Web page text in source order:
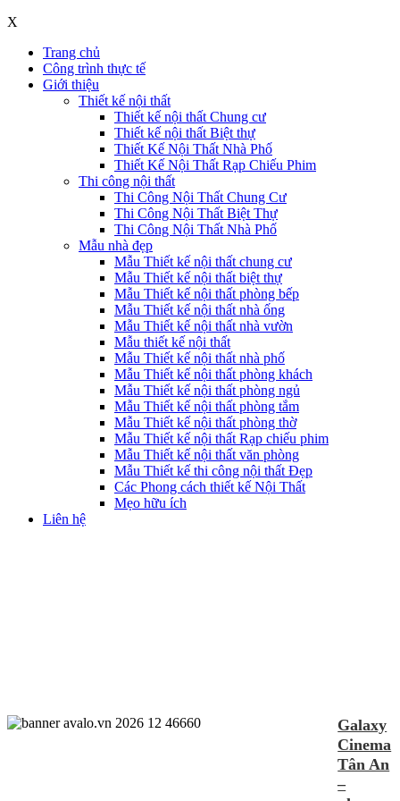
X
Trang chủ
Công trình thực tế
Giới thiệu
Thiết kế nội thất
Thiết kế nội thất Chung cư
Thiết kế nội thất Biệt thự
Thiết Kế Nội Thất Nhà Phố
Thiết Kế Nội Thất Rạp Chiếu Phim
Thi công nội thất
Thi Công Nội Thất Chung Cư
Thi Công Nội Thất Biệt Thự
Thi Công Nội Thất Nhà Phố
Mẫu nhà đẹp
Mẫu Thiết kế nội thất chung cư
Mẫu Thiết kế nội thất biệt thự
Mẫu Thiết kế nội thất phòng bếp
Mẫu Thiết kế nội thất nhà ống
Mẫu Thiết kế nội thất nhà vườn
Mẫu thiết kế nội thất
Mẫu Thiết kế nội thất nhà phố
Mẫu Thiết kế nội thất phòng khách
Mẫu Thiết kế nội thất phòng ngủ
Mẫu Thiết kế nội thất phòng tắm
Mẫu Thiết kế nội thất phòng thờ
Mẫu Thiết kế nội thất Rạp chiếu phim
Mẫu Thiết kế nội thất văn phòng
Mẫu Thiết kế thi công nội thất Đẹp
Các Phong cách thiết kế Nội Thất
Mẹo hữu ích
Liên hệ
Galaxy
Cinema
Tân An
–